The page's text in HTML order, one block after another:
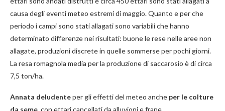
causa degli eventi meteo estremi di maggio. Quanto e per che
periodo i campi sono stati allagati sono variabili che hanno
determinato differenze nei risultati: buone le rese nelle aree non
allagate, produzioni discrete in quelle sommerse per pochi giorni.
La resa romagnola media per la produzione di saccarosio è di circa
7,5 ton/ha.
Annata deludenteper gli effetti del meteo anche per le colture
da seme, con ettari cancellati da alluvioni e frane.